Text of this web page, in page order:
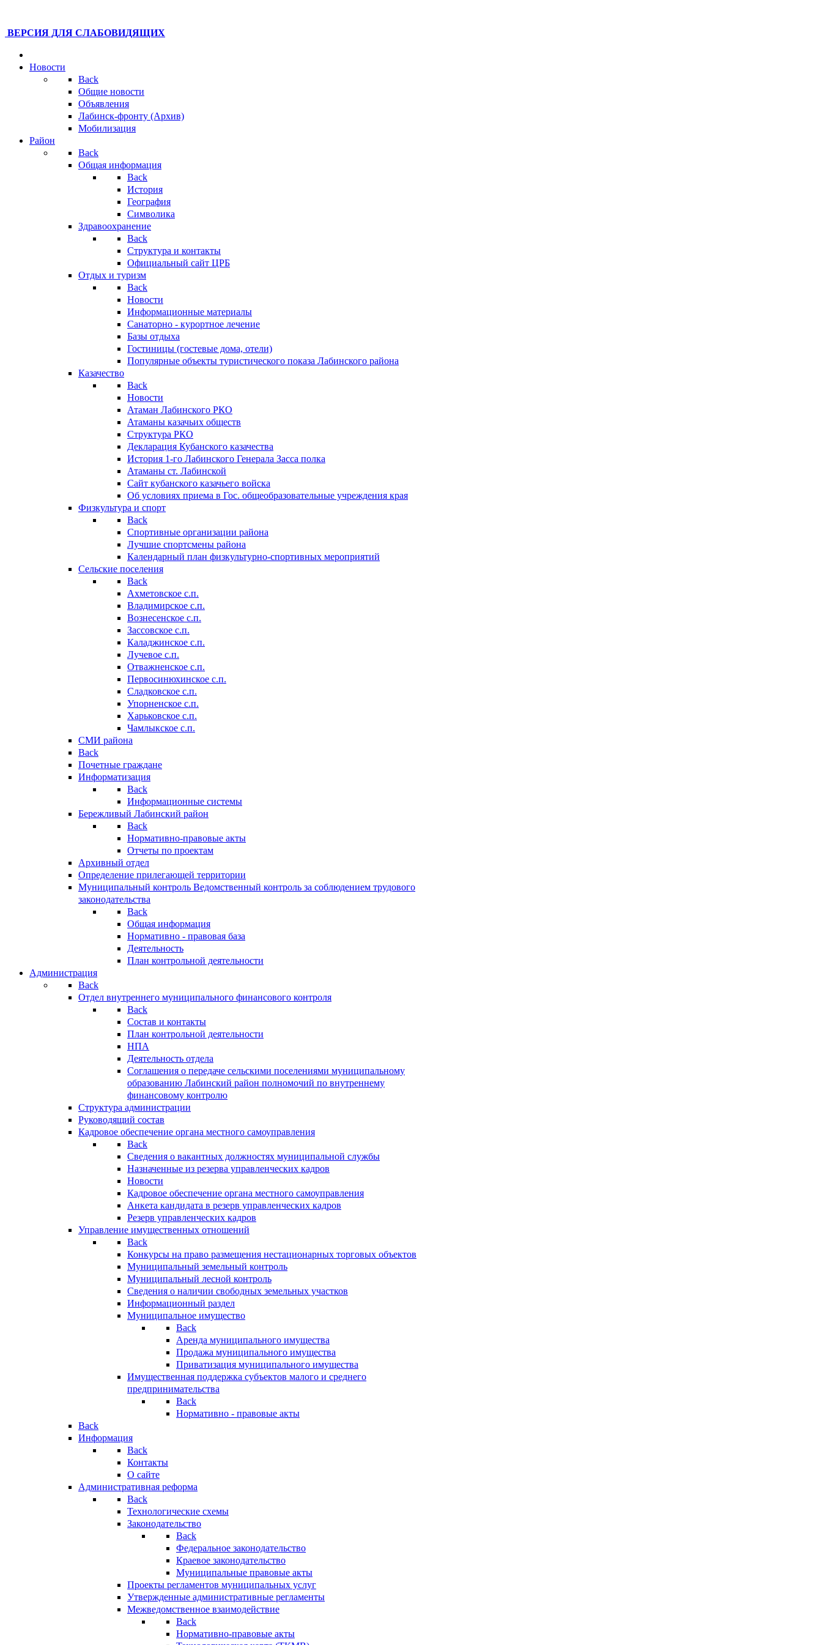
ВЕРСИЯ ДЛЯ СЛАБОВИДЯЩИХ
Новости
Back
Общие новости
Объявления
Лабинск-фронту (Архив)
Мобилизация
Район
Back
Общая информация
Back
История
География
Символика
Здравоохранение
Back
Структура и контакты
Официальный сайт ЦРБ
Отдых и туризм
Back
Новости
Информационные материалы
Санаторно - курортное лечение
Базы отдыха
Гостиницы (гостевые дома, отели)
Популярные объекты туристического показа Лабинского района
Казачество
Back
Новости
Атаман Лабинского РКО
Атаманы казачьих обществ
Структура РКО
Декларация Кубанского казачества
История 1-го Лабинского Генерала Засса полка
Атаманы ст. Лабинской
Cайт кубанского казачьего войска
Об условиях приема в Гос. общеобразовательные учреждения края
Физкультура и спорт
Back
Спортивные организации района
Лучшие спортсмены района
Календарный план физкультурно-спортивных мероприятий
Сельские поселения
Back
Ахметовское с.п.
Владимирское с.п.
Вознесенское с.п.
Зассовское с.п.
Каладжинское с.п.
Лучевое с.п.
Отважненское с.п.
Первосинюхинское с.п.
Сладковское с.п.
Упорненское с.п.
Харьковское с.п.
Чамлыкское с.п.
СМИ района
Back
Почетные граждане
Информатизация
Back
Информационные системы
Бережливый Лабинский район
Back
Нормативно-правовые акты
Отчеты по проектам
Архивный отдел
Определение прилегающей территории
Муниципальный контроль Ведомственный контроль за соблюдением трудового
законодательства
Back
Общая информация
Нормативно - правовая база
Деятельность
План контрольной деятельности
Администрация
Back
Отдел внутреннего муниципального финансового контроля
Back
Состав и контакты
План контрольной деятельности
НПА
Деятельность отдела
Соглашения о передаче сельскими поселениями муниципальному
образованию Лабинский район полномочий по внутреннему
финансовому контролю
Структура администрации
Руководящий состав
Кадровое обеспечение органа местного самоуправления
Back
Сведения о вакантных должностях муниципальной службы
Назначенные из резерва управленческих кадров
Новости
Кадровое обеспечение органа местного самоуправления
Анкета кандидата в резерв управленческих кадров
Резерв управленческих кадров
Управление имущественных отношений
Back
Конкурсы на право размещения нестационарных торговых объектов
Муниципальный земельный контроль
Муниципальный лесной контроль
Сведения о наличии свободных земельных участков
Информационный раздел
Муниципальное имущество
Back
Аренда муниципального имущества
Продажа муниципального имущества
Приватизация муниципального имущества
Имущественная поддержка субъектов малого и среднего
предпринимательства
Back
Нормативно - правовые акты
Back
Информация
Back
Контакты
О сайте
Административная реформа
Back
Технологические схемы
Законодательство
Back
Федеральное законодательство
Краевое законодательство
Муниципальные правовые акты
Проекты регламентов муниципальных услуг
Утвержденные административные регламенты
Межведомственное взаимодействие
Back
Нормативно-правовые акты